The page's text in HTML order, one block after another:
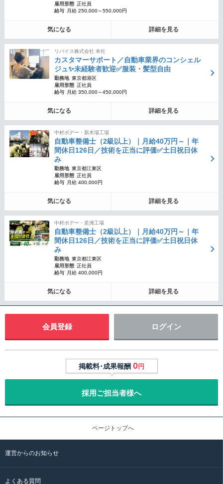
雇用形態 正社員
給与
月給 250,000～550,000円
気になる 詳細を見る
リバイス株式会社 本社
カスタマーサポート／自動車業界のコンシェル
ジュ✨未経験者歓迎✅服装・髪型自由
勤務地 東京都港区
雇用形態 正社員
給与
月給 350,000～450,000円
気になる 詳細を見る
中村ボデー・新木場工場
自動車整備士（2級以上）｜月給40万円～｜年
間休日126日／技術を正当に評価✅土日祝日休
み
勤務地 東京都江東区
雇用形態 正社員
給与
月給 400,000円
気になる 詳細を見る
中村ボデー・若洲工場
自動車整備士（2級以上）｜月給40万円～｜年
間休日126日／技術を正当に評価✅土日祝日休
み
勤務地 東京都江東区
雇用形態 正社員
給与
月給 400,000円
気になる 詳細を見る
会員登録 ログイン
掲載料･成果報酬 0円
採用ご担当者様へ
ページトップへ
運営からのお知らせ
よくある質問